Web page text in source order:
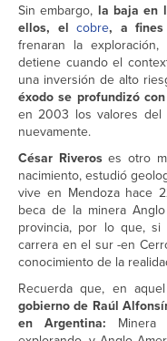
Sin embargo, la baja en
ellos, elcobre, a
frenaran la
detiene cuando el
una inversión de alto
éxodo se profundizó
en 2003 los valores del
nuevamente.
César Riveroses otro
nacimiento, estudió
vive en Mendoza hace
beca de la minera
provincia, por lo que,
carrera en el sur -en
conocimiento de la
Recuerda que, en
gobierno de Raúl
en Argentina: Minera